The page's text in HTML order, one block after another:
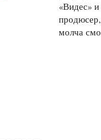
«Видес»
молча